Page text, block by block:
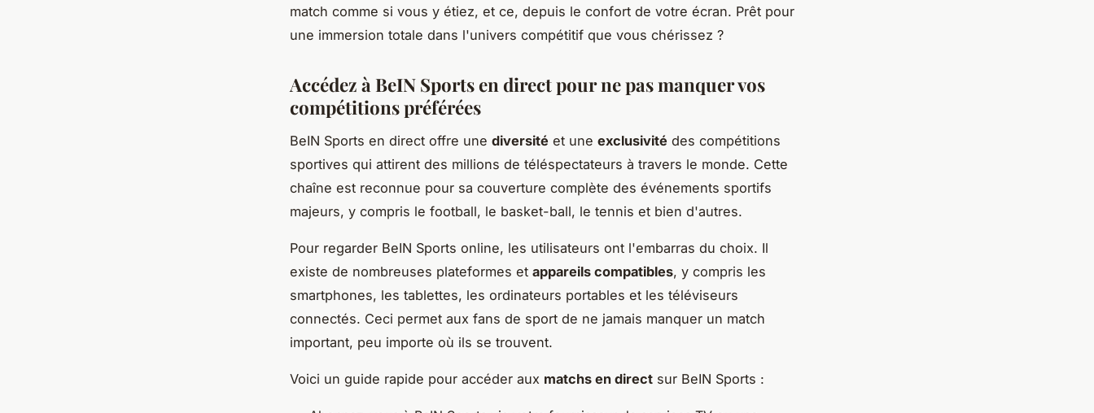
match comme si vous y étiez, et ce, depuis le confort de votre écran. Prêt pour
une immersion totale dans l'univers compétitif que vous chérissez ?
Accédez à BeIN Sports en direct pour ne pas manquer vos
compétitions préférées
BeIN Sports en direct offre une diversité et une exclusivité des compétitions
sportives qui attirent des millions de téléspectateurs à travers le monde. Cette
chaîne est reconnue pour sa couverture complète des événements sportifs
majeurs, y compris le football, le basket-ball, le tennis et bien d'autres.
Pour regarder BeIN Sports online, les utilisateurs ont l'embarras du choix. Il
existe de nombreuses plateformes et appareils compatibles, y compris les
smartphones, les tablettes, les ordinateurs portables et les téléviseurs
connectés. Ceci permet aux fans de sport de ne jamais manquer un match
important, peu importe où ils se trouvent.
Voici un guide rapide pour accéder aux matchs en direct sur BeIN Sports :